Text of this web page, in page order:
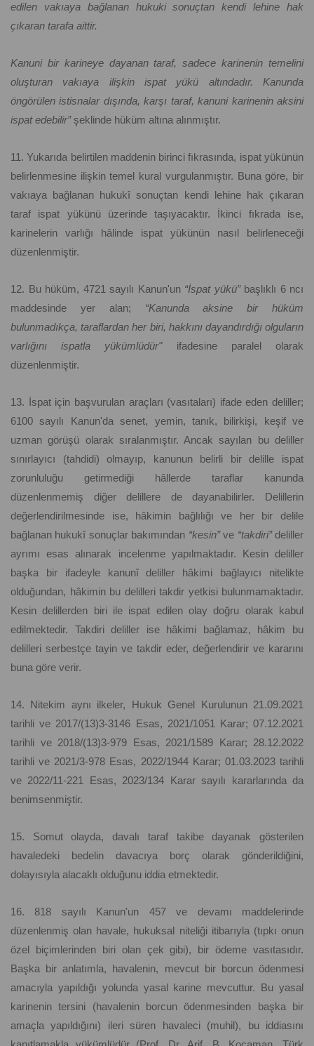
edilen vakıaya bağlanan hukuki sonuçtan kendi lehine hak
çıkaran tarafa aittir.
Kanuni bir karineye dayanan taraf, sadece karinenin temelini
oluşturan vakıaya ilişkin ispat yükü altındadır. Kanunda
öngörülen istisnalar dışında, karşı taraf, kanuni karinenin aksini
ispat edebilir”şeklinde hüküm altına alınmıştır.
11. Yukarıda belirtilen maddenin birinci fıkrasında, ispat yükünün
belirlenmesine ilişkin temel kural vurgulanmıştır. Buna göre, bir
vakıaya bağlanan hukukî sonuçtan kendi lehine hak çıkaran
taraf ispat yükünü üzerinde taşıyacaktır. İkinci fıkrada ise,
karinelerin varlığı hâlinde ispat yükünün nasıl belirleneceği
düzenlenmiştir.
12. Bu hüküm, 4721 sayılı Kanun'un “İspat yükü”başlıklı 6 ncı
maddesinde yer alan; “Kanunda aksine bir hüküm
bulunmadıkça, taraflardan her biri, hakkını dayandırdığı olguların
varlığını ispatla yükümlüdür"ifadesine paralel olarak
düzenlenmiştir.
13. İspat için başvurulan araçları (vasıtaları) ifade eden deliller;
6100 sayılı Kanun'da senet, yemin, tanık, bilirkişi, keşif ve
uzman görüşü olarak sıralanmıştır. Ancak sayılan bu deliller
sınırlayıcı (tahdidi) olmayıp, kanunun belirli bir delille ispat
zorunluluğu getirmediği hâllerde taraflar kanunda
düzenlenmemiş diğer delillere de dayanabilirler. Delillerin
değerlendirilmesinde ise, hâkimin bağlılığı ve her bir delile
bağlanan hukukî sonuçlar bakımından “kesin”ve “takdiri”deliller
ayrımı esas alınarak incelenme yapılmaktadır. Kesin deliller
başka bir ifadeyle kanunî deliller hâkimi bağlayıcı nitelikte
olduğundan, hâkimin bu delilleri takdir yetkisi bulunmamaktadır.
Kesin delillerden biri ile ispat edilen olay doğru olarak kabul
edilmektedir. Takdiri deliller ise hâkimi bağlamaz, hâkim bu
delilleri serbestçe tayin ve takdir eder, değerlendirir ve kararını
buna göre verir.
14. Nitekim aynı ilkeler, Hukuk Genel Kurulunun 21.09.2021
tarihli ve 2017/(13)3-3146 Esas, 2021/1051 Karar; 07.12.2021
tarihli ve 2018/(13)3-979 Esas, 2021/1589 Karar; 28.12.2022
tarihli ve 2021/3-978 Esas, 2022/1944 Karar; 01.03.2023 tarihli
ve 2022/11-221 Esas, 2023/134 Karar sayılı kararlarında da
benimsenmiştir.
15. Somut olayda, davalı taraf takibe dayanak gösterilen
havaledeki bedelin davacıya borç olarak gönderildiğini,
dolayısıyla alacaklı olduğunu iddia etmektedir.
16. 818 sayılı Kanun'un 457 ve devamı maddelerinde
düzenlenmiş olan havale, hukuksal niteliği itibarıyla (tıpkı onun
özel biçimlerinden biri olan çek gibi), bir ödeme vasıtasıdır.
Başka bir anlatımla, havalenin, mevcut bir borcun ödenmesi
amacıyla yapıldığı yolunda yasal karine mevcuttur. Bu yasal
karinenin tersini (havalenin borcun ödenmesinden başka bir
amaçla yapıldığını) ileri süren havaleci (muhil), bu iddiasını